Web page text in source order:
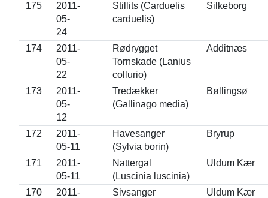
175
2011-
05-
24
Stillits (Carduelis
carduelis)
Silkeborg
174
2011-
05-
22
Rødrygget
Tornskade (Lanius
collurio)
Additnæs
173
2011-
05-
12
Tredækker
(Gallinago media)
Bøllingsø
172
2011-
05-11
Havesanger
(Sylvia borin)
Bryrup
171
2011-
05-11
Nattergal
(Luscinia luscinia)
Uldum Kær
170
2011-
Sivsanger
Uldum Kær